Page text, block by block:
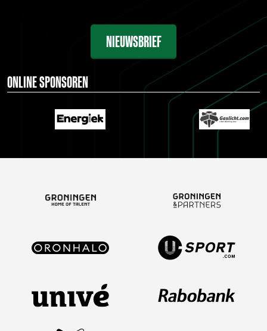
NIEUWSBRIEF
ONLINE SPONSOREN